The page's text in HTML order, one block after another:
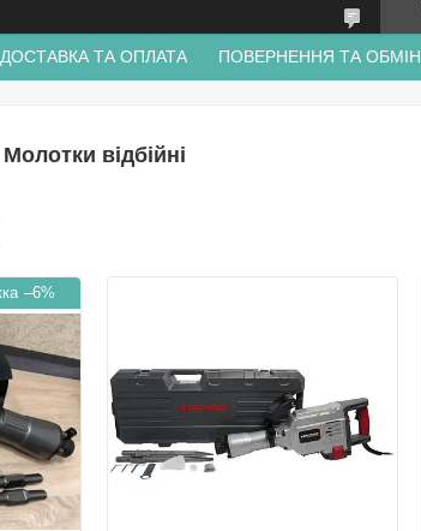
ДОСТАВКА ТА ОПЛАТА ПОВЕРНЕННЯ ТА ОБМІН
Молотки відбійні
–6%